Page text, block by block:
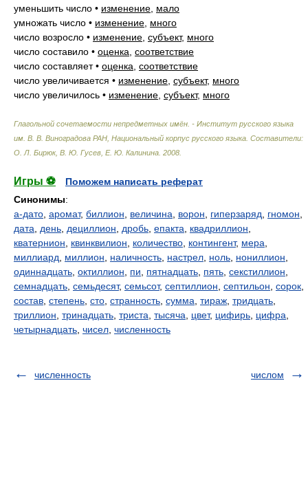
уменьшить число • изменение мало
умножать число • изменение много
число возросло • изменение субъект, много
число составило • оценка соответствие
число составляет• оценка соответствие
число увеличивается • изменение субъект, много
число увеличилось • изменение субъект, много
Глагольной сочетаемости непредметных имён. - Институт русского языка
им. В. В. Виноградова РАН, Национальный корпус русского языка Составители:
О. Л. Бирюк, В. Ю. Гусев, Е. Ю. Калинина 2008
Игры ⚽
Поможем написать реферат
Синонимы:
а-дато аромат, биллион величина ворон гиперзаряд гномон
дата
день дециллион дробь епакта квадриллион
кватернион
квинквилион количество контингент, мера
миллиард
миллион наличность настрел ноль нониллион
одиннадцать октиллион пи пятнадцать пять секстиллион
семнадцать семьдесят, семьсот, септиллион септильон сорок
состав степень сто странность сумма тираж тридцать
триллион тринадцать триста тысяча цвет, цифирь цифра
четырнадцать чисел численность
численность числом